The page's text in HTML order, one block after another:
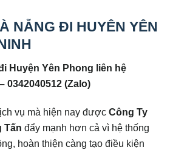
NẴNG ĐI HUYÊN YÊN
Huyện Yên Phong liên hệ
0342040512 (Zalo)
vụ mà hiện nay được Công Ty
Tấn đẩy mạnh hơn cả vì hệ thống
hoàn thiện càng tạo điều kiện